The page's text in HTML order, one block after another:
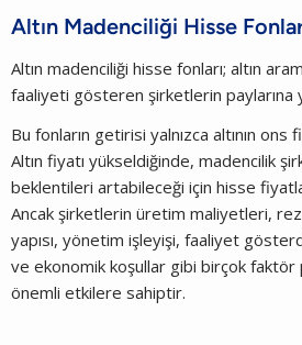
Altın Madenciliği Hisse
Altın madenciliği hisse fonları; altın
faaliyeti gösteren şirketlerin paylarına
Bu fonların getirisi yalnızca altının ons
Altın fiyatı yükseldiğinde, madencilik
beklentileri artabileceği için hisse
Ancak şirketlerin üretim maliyetleri,
yapısı, yönetim işleyişi, faaliyet
ve ekonomik koşullar gibi birçok
önemli etkilere sahiptir.